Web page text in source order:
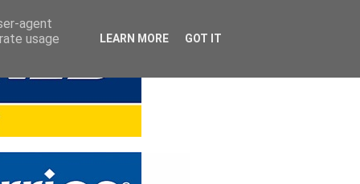
agent
usage
LEARN MORE GOT IT